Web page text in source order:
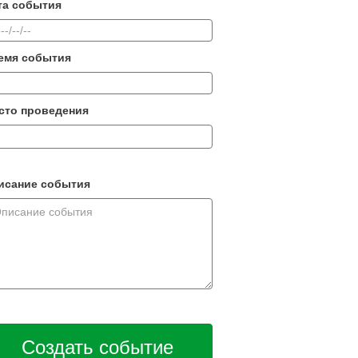
события
события
проведения
события
Создать событие